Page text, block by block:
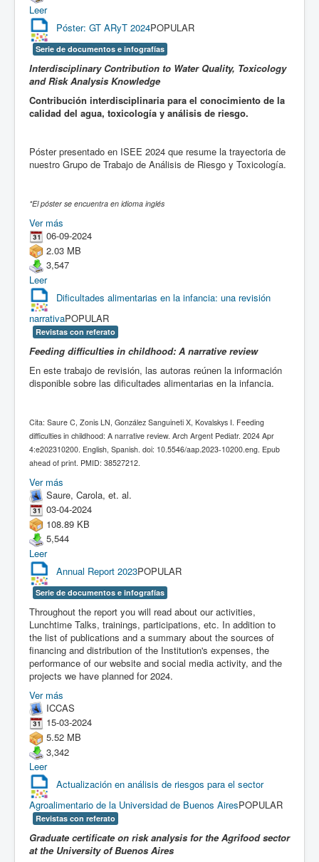
Leer
Póster: GT ARyT 2024POPULAR
Serie de documentos e infografías
Interdisciplinary Contribution to Water Quality, Toxicology
and Risk Analysis Knowledge
Contribución interdisciplinaria para el conocimiento de la
calidad del agua, toxicología y análisis de riesgo.
Póster presentado en ISEE 2024 que resume la trayectoria de
nuestro Grupo de Trabajo de Análisis de Riesgo y Toxicología.
*El póster se encuentra en idioma inglés
Ver más
06-09-2024
2.03 MB
3,547
Leer
Dificultades alimentarias en la infancia: una revisión
narrativaPOPULAR
Revistas con referato
Feeding difficulties in childhood: A narrative review
En este trabajo de revisión, las autoras reúnen la información
disponible sobre las dificultades alimentarias en la infancia.
Cita: Saure C, Zonis LN, González Sanguineti X, Kovalskys I. Feeding
difficulties in childhood: A narrative review. Arch Argent Pediatr. 2024 Apr
4:e202310200. English, Spanish. doi: 10.5546/aap.2023-10200.eng. Epub
ahead of print. PMID: 38527212.
Ver más
Saure, Carola, et. al.
03-04-2024
108.89 KB
5,544
Leer
Annual Report 2023POPULAR
Serie de documentos e infografías
Throughout the report you will read about our activities,
Lunchtime Talks, trainings, participations, etc. In addition to
the list of publications and a summary about the sources of
financing and distribution of the Institution's expenses, the
performance of our website and social media activity, and the
projects we have planned for 2024.
Ver más
ICCAS
15-03-2024
5.52 MB
3,342
Leer
Actualización en análisis de riesgos para el sector
Agroalimentario de la Universidad de Buenos AiresPOPULAR
Revistas con referato
Graduate certificate on risk analysis for the Agrifood sector
at the University of Buenos Aires